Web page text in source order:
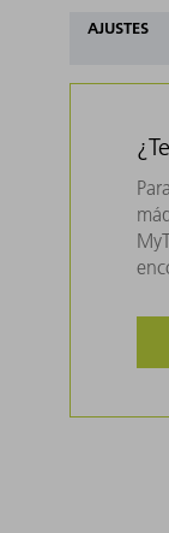
AJUSTES